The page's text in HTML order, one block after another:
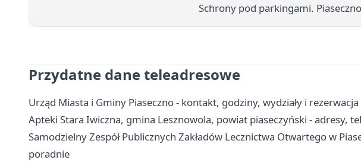
Schrony pod parkingami.
Przydatne dane teleadresowe
Urząd Miasta i Gminy Piaseczno - kontakt, godziny, wydziały i
Apteki Stara Iwiczna, gmina Lesznowola, powiat piaseczyński - adresy,
Samodzielny Zespół Publicznych Zakładów Lecznictwa Otwartego w
poradnie